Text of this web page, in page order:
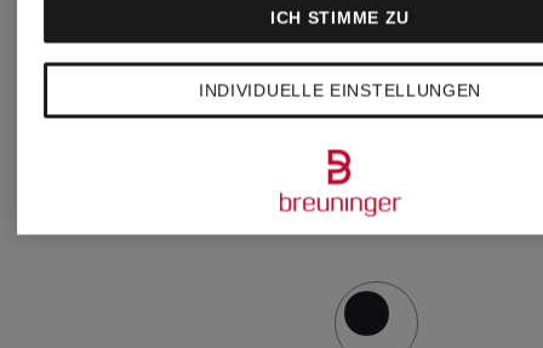
ab 299 €
ECOSIO
499 €
INDIVIDUELLE EINSTELLUNGEN
ICH STIMME ZU